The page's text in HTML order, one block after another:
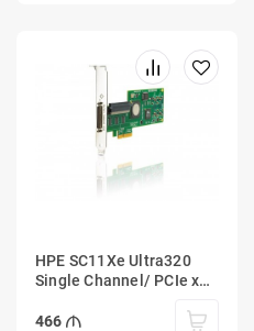
HPE SC11Xe Ultra320
Single Channel/ PCIe x4
466